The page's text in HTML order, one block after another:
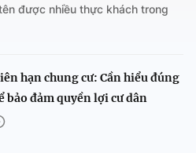
được nhiều thực khách trong
hạn chung cư: Cần hiểu đúng
bảo đảm quyền lợi cư dân